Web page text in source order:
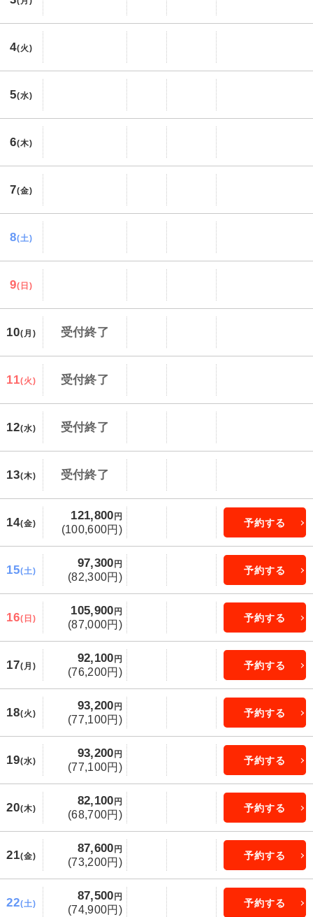
4(火)
5(水)
6(木)
7(金)
8(土)
9(日)
10(月) 受付終了
11(火) 受付終了
12(水) 受付終了
13(木) 受付終了
14(金)
121,800 円
(100,600円)
予約する
15(土)
97,300 円
(82,300円)
予約する
16(日)
105,900 円
(87,000円)
予約する
17(月)
92,100 円
(76,200円)
予約する
18(火)
93,200 円
(77,100円)
予約する
19(水)
93,200 円
(77,100円)
予約する
20(木)
82,100 円
(68,700円)
予約する
21(金)
87,600 円
(73,200円)
予約する
22(土)
87,500 円
(74,900円)
予約する